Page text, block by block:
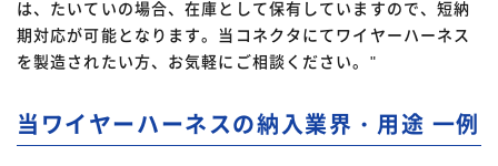
は、たいていの場合、在庫として保有していますので、短納
期対応が可能となります。当コネクタにてワイヤーハーネス
を製造されたい方、お気軽にご相談ください。"
当ワイヤーハーネスの納入業界・用途 一例